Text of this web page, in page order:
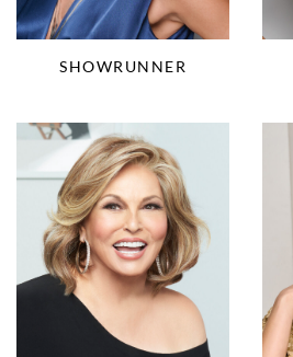
SHOWRUNNER